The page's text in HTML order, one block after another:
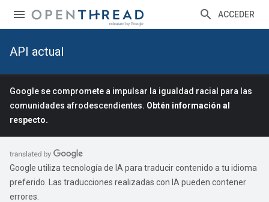
ACCEDER
API actual
Google se compromete a impulsar la igualdad racial para las
comunidades afrodescendientes. Obtén información al
respecto.
Google utiliza tecnología de IA para traducir contenido a tu idioma
preferido. Las traducciones realizadas con IA pueden contener
errores.